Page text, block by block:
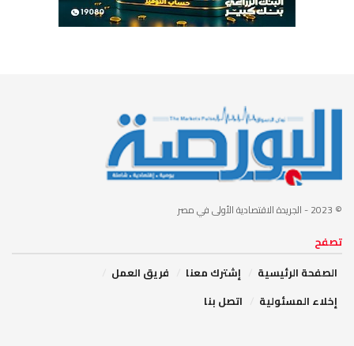
© 2023 - الجريدة الاقتصادية الأولى في مصر
تصفح
الصفحة الرئيسية
إشترك معنا
فريق العمل
إخلاء المسئولية
اتصل بنا